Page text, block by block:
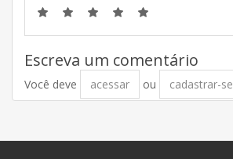
Escreva um comentário
Você deve acessar ou cadastrar-se